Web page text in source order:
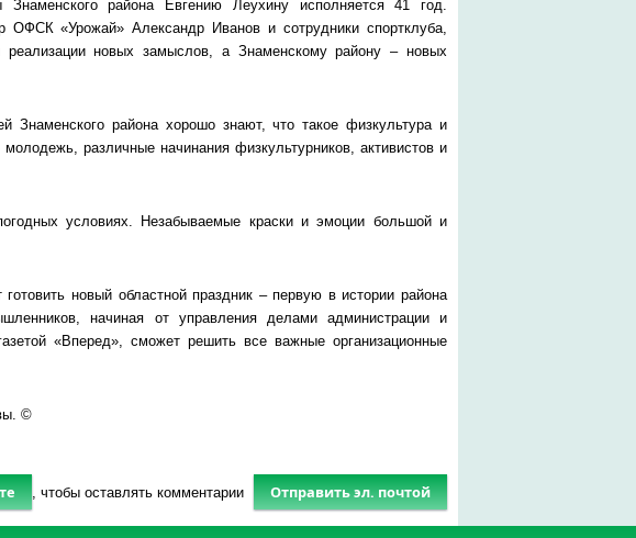
района Евгению Леухину исполняется 41 год.
ОФСК «Урожай» Александр Иванов и сотрудники спортклуба,
реализации новых замыслов, а Знаменскому району – новых
Знаменского района хорошо знают, что такое физкультура и
различные начинания физкультурников, активистов и
условиях. Незабываемые краски и эмоции большой и
новый областной праздник – первую в истории района
начиная от управления делами администрации и
«Вперед», сможет решить все важные организационные
©
, чтобы оставлять комментарии Отправить эл. почтой